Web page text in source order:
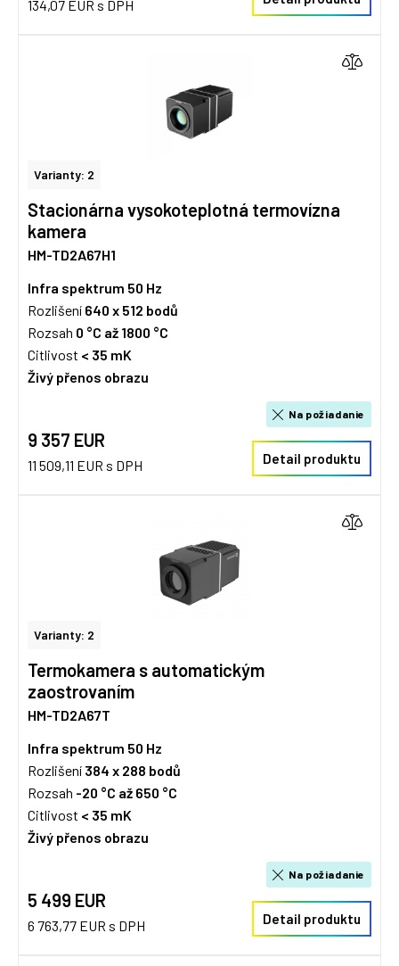
134,07 EUR s DPH
Varianty: 2
Stacionárna vysokoteplotná termovízna
kamera
HM-TD2A67H1
Infra spektrum 50 Hz
Rozlišení 640 x 512 bodů
Rozsah 0 °C až 1800 °C
Citlivost < 35 mK
Živý přenos obrazu
9 357 EUR
11 509,11 EUR s DPH
Na požiadanie
Detail produktu
Varianty: 2
Termokamera s automatickým
zaostrovaním
HM-TD2A67T
Infra spektrum 50 Hz
Rozlišení 384 x 288 bodů
Rozsah -20 °C až 650 °C
Citlivost < 35 mK
Živý přenos obrazu
5 499 EUR
6 763,77 EUR s DPH
Na požiadanie
Detail produktu